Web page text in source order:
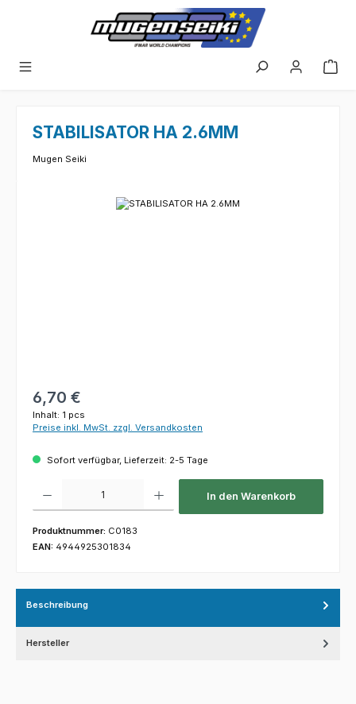
STABILISATOR HA 2.6MM
Mugen Seiki
Bildergalerie überspringen
Regulärer Preis:
6,70 €
Inhalt: 1 pcs
Preise inkl. MwSt. zzgl. Versandkosten
Sofort verfügbar, Lieferzeit: 2-5 Tage
In den Warenkorb
Produktnummer: C0183
EAN: 4944925301834
Beschreibung
Hersteller